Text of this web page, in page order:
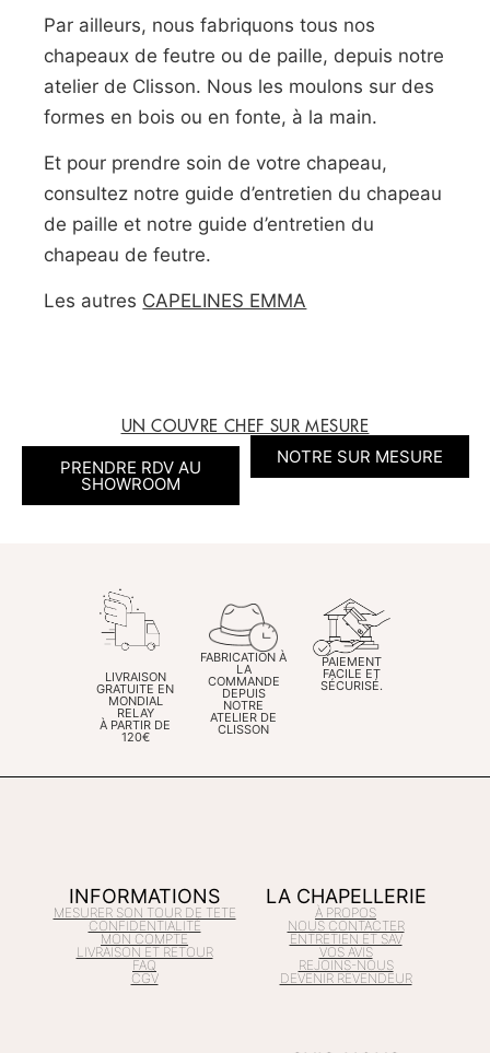
Par ailleurs, nous fabriquons tous nos
chapeaux de feutre ou de paille, depuis notre
atelier de Clisson. Nous les moulons sur des
formes en bois ou en fonte, à la main.
Et pour prendre soin de votre chapeau,
consultez notre guide d’entretien du chapeau
de paille et notre guide d’entretien du
chapeau de feutre.
Les autres CAPELINES EMMA
UN COUVRE CHEF SUR MESURE
PRENDRE RDV AU
SHOWROOM
NOTRE SUR MESURE
LIVRAISON
GRATUITE EN
MONDIAL
RELAY
À PARTIR DE
120€
FABRICATION À
LA
COMMANDE
DEPUIS
NOTRE
ATELIER DE
CLISSON
PAIEMENT
FACILE ET
SÉCURISÉ.
INFORMATIONS
MESURER SON TOUR DE TETE
CONFIDENTIALITÉ
MON COMPTE
LIVRAISON ET RETOUR
FAQ
CGV
LA CHAPELLERIE
À PROPOS
NOUS CONTACTER
ENTRETIEN ET SAV
VOS AVIS
REJOINS-NOUS
DEVENIR REVENDEUR